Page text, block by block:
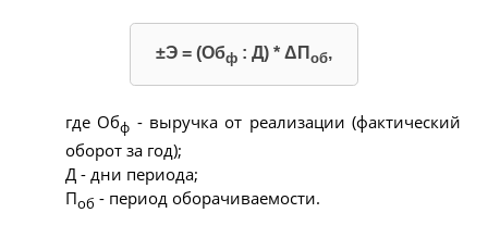
±Э = (Обф : Д) * ΔП об,
где Обф - выручка от реализации (фактический
оборот за год);
Д - дни периода;
Поб - период оборачиваемости.